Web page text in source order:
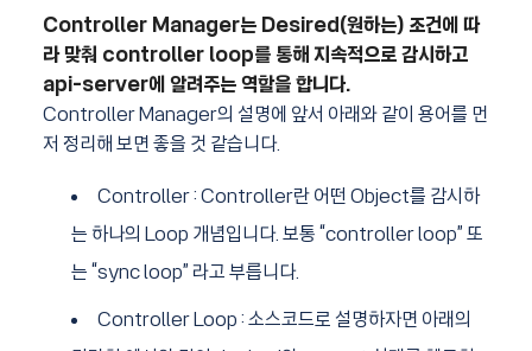
Controller Manager는 Desired(원하는) 조건에 따
라 맞춰 controller loop를 통해 지속적으로 감시하고
api-server에 알려주는 역할을 합니다.
Controller Manager의 설명에 앞서 아래와 같이 용어를 먼
저 정리해 보면 좋을 것 같습니다.
Controller : Controller란 어떤 Object를 감시하
는 하나의 Loop 개념입니다. 보통 “controller loop” 또
는 “sync loop” 라고 부릅니다.
Controller Loop : 소스코드로 설명하자면 아래의